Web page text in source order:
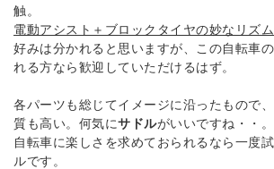
触。
電動アシスト＋ブロックタイヤの妙なリズム
好みは分かれると思いますが、この自転車
れる方なら歓迎していただけるはず。
各パーツも総じてイメージに沿ったもので
質も高い。何気にサドルがいいですね・・。
自転車に楽しさを求めておられるなら一度
ルです。